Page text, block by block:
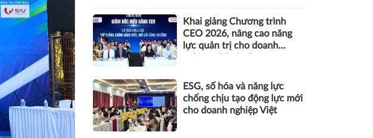
Khai giảng Chương trình
CEO 2026, nâng cao năng
lực quản trị cho doanh
ESG, số hóa và năng lực
chống chịu tạo động lực mới
cho doanh nghiệp Việt